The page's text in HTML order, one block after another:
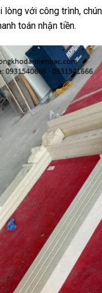
lòng với công trình,
toán nhận tiền.